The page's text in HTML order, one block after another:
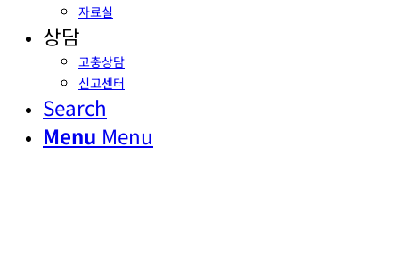
자료실
상담
고충상담
신고센터
Search
Menu Menu